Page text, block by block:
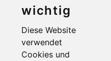
wichtig
Diese Website
verwendet
Cookies und